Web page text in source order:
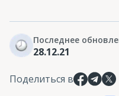
Последнее
28.12.21
Поделиться в